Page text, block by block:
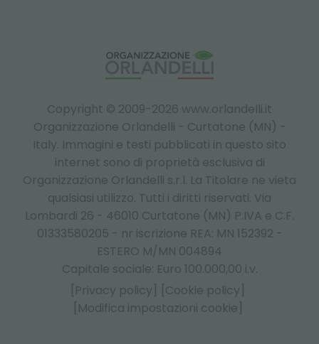
Copyright © 2009-2026 www.orlandelli.it
Organizzazione Orlandelli - Curtatone (MN) -
Italy. Immagini e testi pubblicati in questo sito
internet sono di proprietà esclusiva di
Organizzazione Orlandelli s.r.l. La Titolare ne vieta
qualsiasi utilizzo. Tutti i diritti riservati. Via
Lombardi 26 - 46010 Curtatone (MN) P.IVA e C.F.
01333580205 - nr iscrizione REA: MN 152392 -
ESTERO M/MN 004894
Capitale sociale: Euro 100.000,00 i.v.
[Privacy policy]
[Cookie policy]
[Modifica impostazioni cookie]